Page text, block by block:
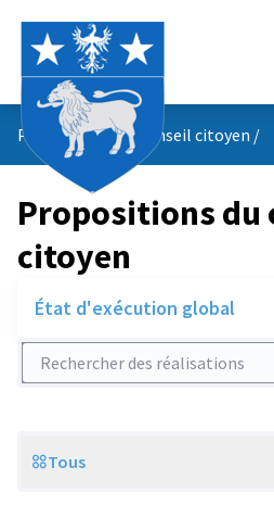
Propositions du conseil citoyen /
Propositions du
citoyen
État d'exécution global
Rechercher des réalisations
Scope
Tous